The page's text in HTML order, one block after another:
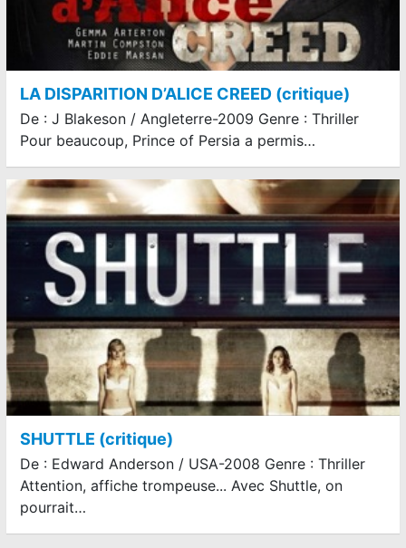
LA DISPARITION D’ALICE CREED (critique)
De : J Blakeson / Angleterre-2009 Genre : Thriller
Pour beaucoup, Prince of Persia a permis…
SHUTTLE (critique)
De : Edward Anderson / USA-2008 Genre : Thriller
Attention, affiche trompeuse... Avec Shuttle, on
pourrait…